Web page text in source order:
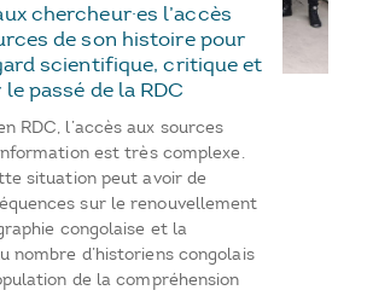
chercheur·es l’accès
de son histoire pour
scientifique, critique et
passé de la RDC
RDC, l’accès aux sources
est très complexe.
situation peut avoir de
sur le renouvellement
congolaise et la
nombre d’historiens congolais
de la compréhension